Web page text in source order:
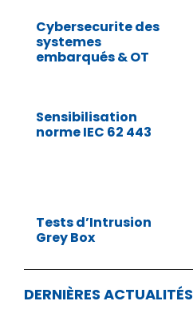
Cybersecurite des
systemes
embarqués & OT
Sensibilisation
norme IEC 62 443
Tests d’Intrusion
Grey Box
DERNIÈRES ACTUALITÉS